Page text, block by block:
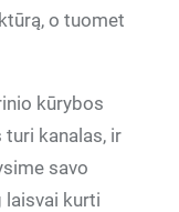
o tuomet
kūrybos
kanalas, ir
savo
laisvai kurti